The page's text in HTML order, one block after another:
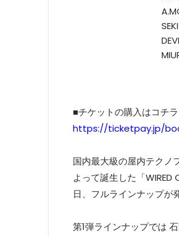
■チケットの購入はコチラ
https://ticketpay.jp/
国内最大級の屋内テクノ
よって誕生した「
日、フルラインナップが
第1弾ラインナップでは